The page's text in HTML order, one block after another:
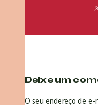
Deixe um
O seu endereço de e-